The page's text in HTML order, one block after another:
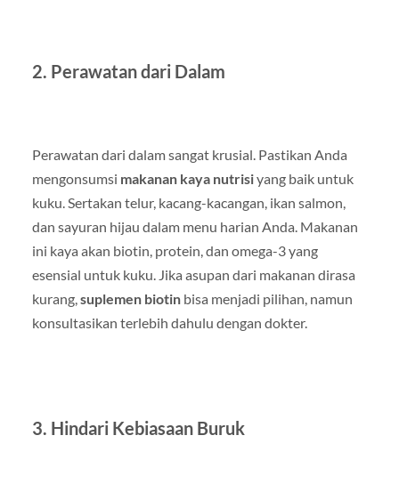
2. Perawatan dari Dalam
Perawatan dari dalam sangat krusial. Pastikan Anda
mengonsumsi makanan kaya nutrisiyang baik untuk
kuku. Sertakan telur, kacang-kacangan, ikan salmon,
dan sayuran hijau dalam menu harian Anda. Makanan
ini kaya akan biotin, protein, dan omega-3 yang
esensial untuk kuku. Jika asupan dari makanan dirasa
kurang, suplemen biotinbisa menjadi pilihan, namun
konsultasikan terlebih dahulu dengan dokter.
3. Hindari Kebiasaan Buruk